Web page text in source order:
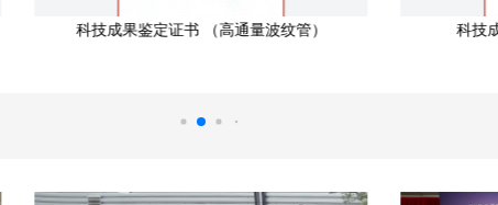
科技成果评价报告 （烧结技术）